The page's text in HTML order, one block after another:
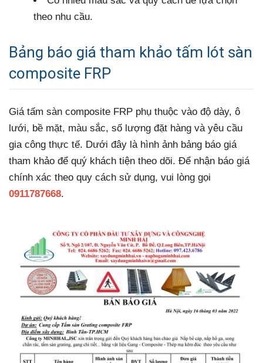
theo nhu cầu.
Bảng báo giá tham khảo tấm lót sàn
composite FRP
Giá tấm sàn composite FRP phụ thuộc vào độ dày, ô
lưới, bề mặt, màu sắc, số lượng đặt hàng và yêu cầu
gia công thực tế. Dưới đây là hình ảnh bảng báo giá
tham khảo để quý khách tiện theo dõi. Để nhận báo giá
chính xác theo quy cách sử dụng, vui lòng gọi
0911787668.